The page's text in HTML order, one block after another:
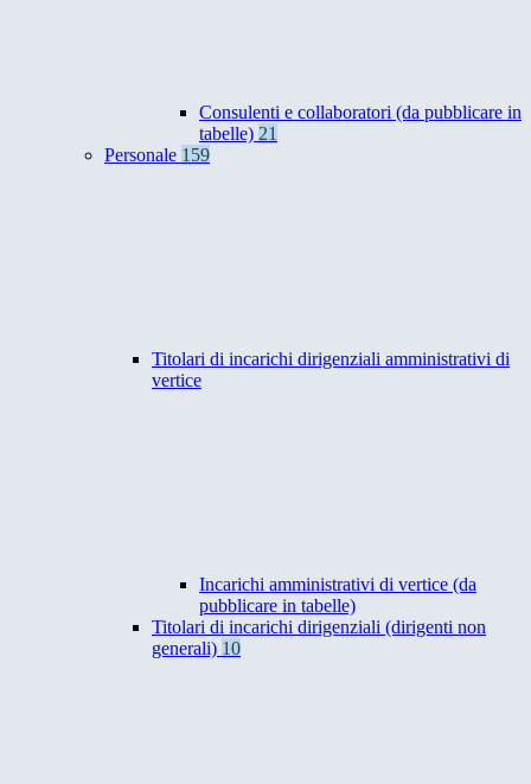
Consulenti e collaboratori (da pubblicare in
tabelle) 21
Personale 159
Titolari di incarichi dirigenziali amministrativi di
vertice
Incarichi amministrativi di vertice (da
pubblicare in tabelle)
Titolari di incarichi dirigenziali (dirigenti non
generali) 10